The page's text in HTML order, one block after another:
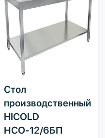
Стол
производственный
HICOLD
НСО-12/6БП